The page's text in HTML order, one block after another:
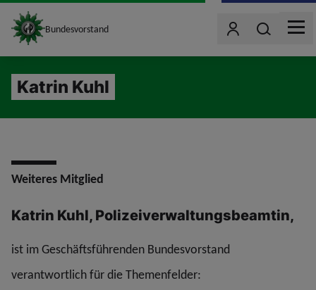
site_logo
Bundesvorstand BenutzerWonach
MENU
Katrin Kuhl
Weiteres Mitglied
Katrin Kuhl, Polizeiverwaltungsbeamtin,
ist im Geschäftsführenden Bundesvorstand
verantwortlich für die Themenfelder: